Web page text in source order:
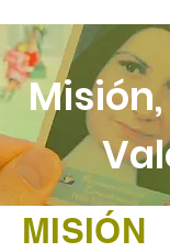
MISIÓN